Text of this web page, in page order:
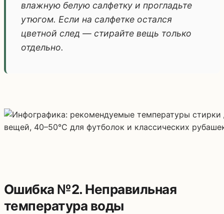
влажную белую салфетку и прогладьте
утюгом. Если на салфетке остался
цветной след — стирайте вещь только
отдельно.
Ошибка №2. Неправильная
температура воды